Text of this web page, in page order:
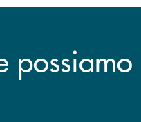
possiamo